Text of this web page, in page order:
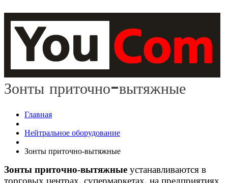
Зонты приточно-вытяжные
Главная
Нейтральное оборудование
Зонты приточно-вытяжные
Зонты приточно-вытяжные устанавливаются в
торговых центрах, супермаркетах, на предприятиях